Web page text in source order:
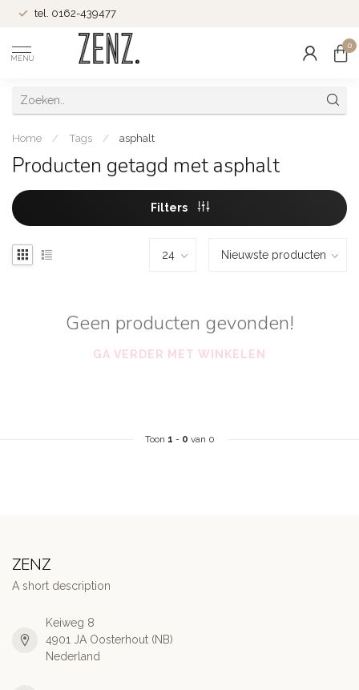
tel. 0162-439477
MENU
0
Home / Tags / asphalt
Producten getagd met asphalt
Filters
Geen producten gevonden!
GA VERDER MET WINKELEN
Toon 1 - 0 van 0
ZENZ
A short description
Keiweg 8
4901 JA Oosterhout (NB)
Nederland